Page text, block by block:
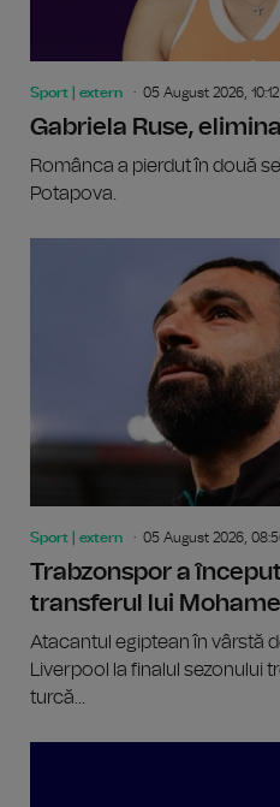
Sport | extern 05 August 2026, 10:12
Gabriela Ruse,
Românca a pierdut în două
Potapova.
Sport | extern 05 August 2026,
Trabzonspor a
transferul lui
Atacantul egiptean în vârstă
Liverpool la finalul sezonului
turcă...